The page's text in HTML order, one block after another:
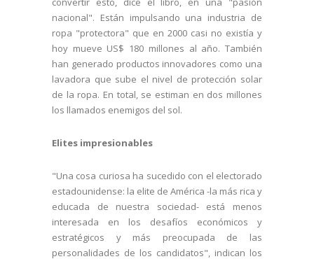
nacional". Están impulsando una industria de
ropa "protectora" que en 2000 casi no existía y
hoy mueve US$ 180 millones al año. También
han generado productos innovadores como una
lavadora que sube el nivel de protección solar
de la ropa. En total, se estiman en dos millones
los llamados enemigos del sol.
Elites impresionables
"Una cosa curiosa ha sucedido con el electorado
estadounidense: la elite de América -la más rica y
educada de nuestra sociedad- está menos
interesada en los desafíos económicos y
estratégicos y más preocupada de las
personalidades de los candidatos", indican los